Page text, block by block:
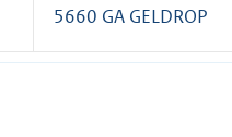
5660 GA GELDROP